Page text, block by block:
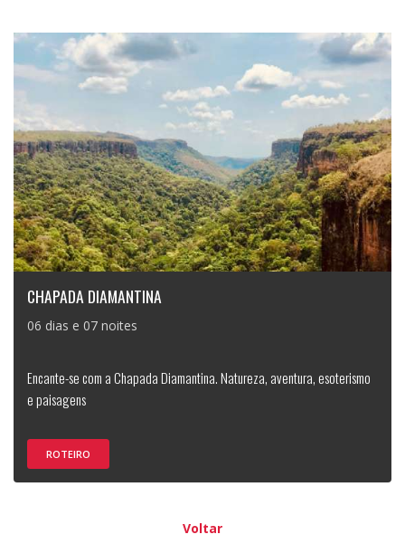
CHAPADA DIAMANTINA
06 dias e 07 noites
Encante-se com a Chapada Diamantina. Natureza, aventura, esoterismo
e paisagens
ROTEIRO
Voltar